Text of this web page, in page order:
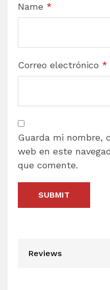
Name *
Correo electrónico *
Guarda mi nombre,
web en este
que comente.
Reviews